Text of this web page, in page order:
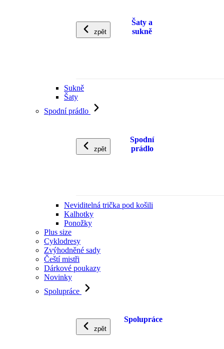
zpět
Šaty a
sukně
Sukně
Šaty
Spodní prádlo
zpět
Spodní
prádlo
Neviditelná trička pod košili
Kalhotky
Ponožky
Plus size
Cyklodresy
Zvýhodněné sady
Čeští mistři
Dárkové poukazy
Novinky
Spolupráce
zpět
Spolupráce